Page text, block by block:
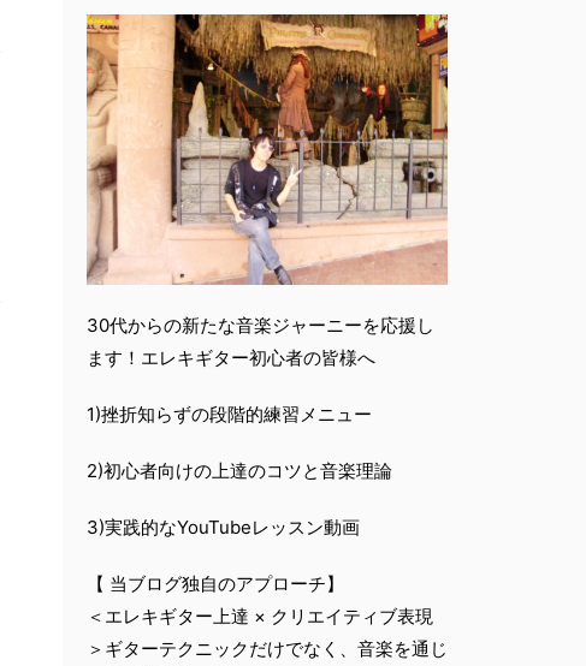
30代からの新たな音楽ジャーニーを応援し
ます！エレキギター初心者の皆様へ
1)挫折知らずの段階的練習メニュー
2)初心者向けの上達のコツと音楽理論
3)実践的なYouTubeレッスン動画
【 当ブログ独自のアプローチ】
＜エレキギター上達 × クリエイティブ表現
＞ギターテクニックだけでなく、音楽を通じ